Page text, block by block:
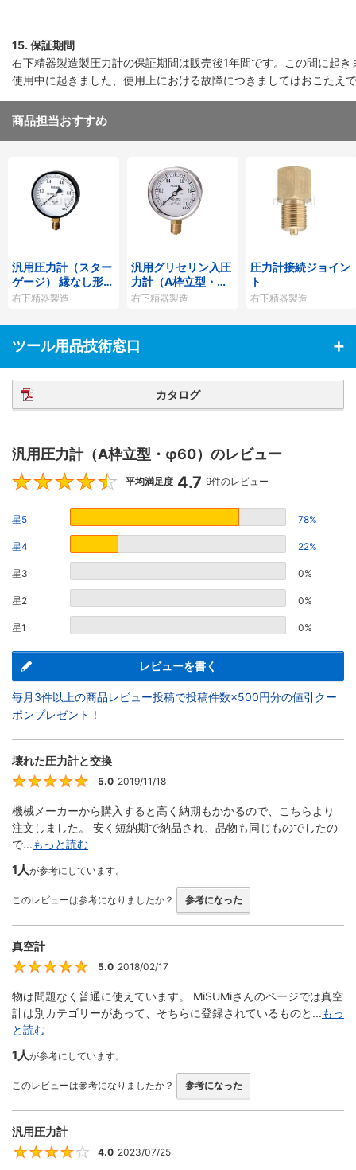
15. 保証期間
右下精器製造製圧力計の保証期間は販売後1年間です。この間に起
使用中に起きました、使用上における故障につきましてはおこたえ
商品担当おすすめ
汎用圧力計（スター
ゲージ） 縁なし形
（A型）
右下精器製造
汎用グリセリン入圧
力計（A枠立型・φ6
0）
右下精器製造
圧力計接続ジョイン
ト
右下精器製造
ツール用品技術窓口
カタログ
汎用圧力計（A枠立型・φ60）のレビュー
4.7
平均満足度 4.7 9件のレビュー
星5 78%
星4 22%
星3 0%
星2 0%
星1 0%
レビューを書く
毎月3件以上の商品レビュー投稿で投稿件数×500円分の値引クー
ポンプレゼント！
壊れた圧力計と交換
5.0 2019/11/18
機械メーカーから購入すると高く納期もかかるので、こちらより
注文しました。 安く短納期で納品され、品物も同じものでしたの
で...もっと読む
1人が参考にしています。
このレビューは参考になりましたか？ 参考になった
真空計
5.0 2018/02/17
物は問題なく普通に使えています。 MiSUMiさんのページでは真空
計は別カテゴリーがあって、そちらに登録されているものと...もっ
と読む
1人が参考にしています。
このレビューは参考になりましたか？ 参考になった
汎用圧力計
4
4.0 2023/07/25